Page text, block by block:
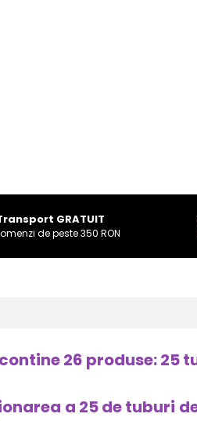
GRATUIT
de peste 350 RON
26 produse: 25
a 25 de tuburi